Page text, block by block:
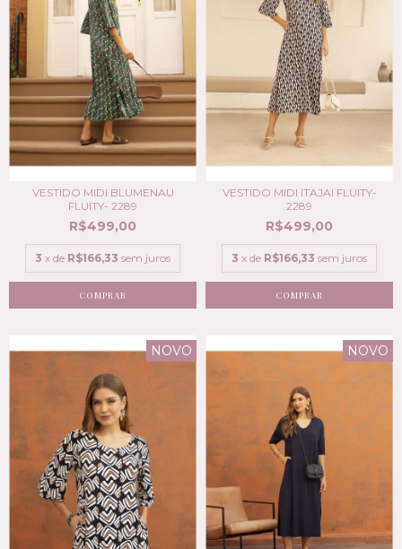
VESTIDO MIDI BLUMENAU
FLUITY- 2289
R$499,00
3 x de R$166,33 sem juros
COMPRAR
VESTIDO MIDI ITAJAI FLUITY-
2289
R$499,00
3 x de R$166,33 sem juros
COMPRAR
NOVO NOVO